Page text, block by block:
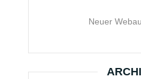
Neuer